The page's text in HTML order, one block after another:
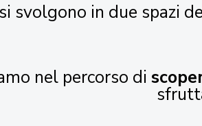
svolgono in due spazi
nel percorso di